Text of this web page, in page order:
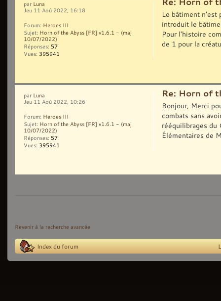
Le bâtiment n'est
introduit le
Pour l'histoire
de 1 pour la
par Luna
Jeu 11 Aoû 2022, 16:18
Forum: Heroes III
Sujet: Horn of the Abyss [FR] v1.6.1 - (maj
10/07/2022)
Réponses: 57
Vues: 395941
Re: Horn of
Bonjour, Merci
combats sans
rééquilibrages du
Élémentaires de
par Luna
Jeu 11 Aoû 2022, 10:26
Forum: Heroes III
Sujet: Horn of the Abyss [FR] v1.6.1 - (maj
10/07/2022)
Réponses: 57
Vues: 395941
Revenir à la recherche avancée
Index du forum